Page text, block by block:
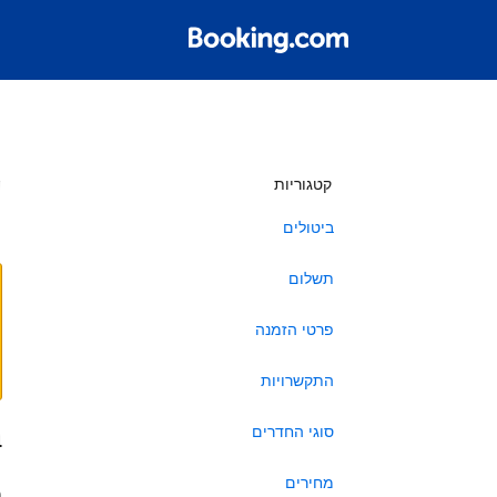
קטגוריות
ביטולים
תשלום
פרטי הזמנה
התקשרויות
סוגי החדרים
מחירים